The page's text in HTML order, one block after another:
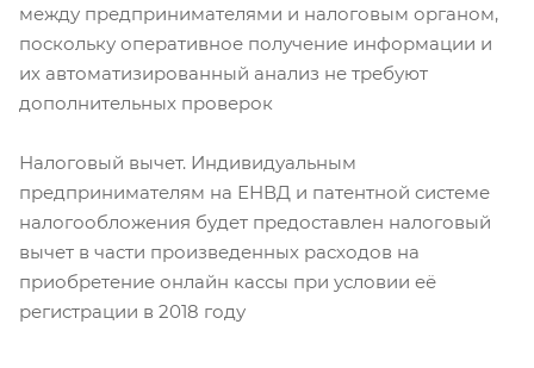
между предпринимателями и налоговым органом,
поскольку оперативное получение информации и
их автоматизированный анализ не требуют
дополнительных проверок
Налоговый вычет. Индивидуальным
предпринимателям на ЕНВД и патентной системе
налогообложения будет предоставлен налоговый
вычет в части произведенных расходов на
приобретение онлайн кассы при условии её
регистрации в 2018 году